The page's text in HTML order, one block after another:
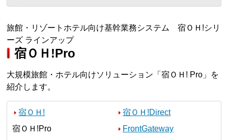
旅館・リゾートホテル向け基幹業務システム 宿ＯＨ!シリ
ーズ ラインアップ
宿ＯＨ!Pro
大規模旅館・ホテル向けソリューション「宿ＯＨ! Pro」を
紹介します。
宿ＯＨ!
宿ＯＨ!Direct
宿ＯＨ!Pro
FrontGateway